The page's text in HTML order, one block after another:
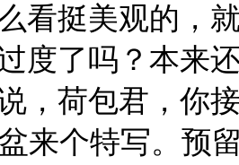
看挺美观的，
度了吗？本来
，荷包君，你
来个特写。预